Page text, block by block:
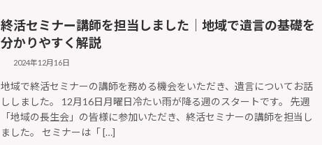
終活セミナー講師を担当しました｜地域で遺言の基礎を
分かりやすく解説
2024年12月16日
地域で終活セミナーの講師を務める機会をいただき、遺言についてお話
ししました。 12月16日月曜日冷たい雨が降る週のスタートです。 先週
「地域の長生会」の皆様に参加いただき、終活セミナーの講師を担当し
ました。 セミナーは「 […]